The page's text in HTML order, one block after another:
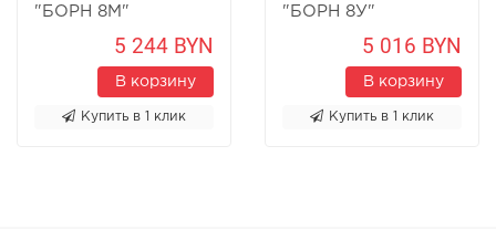
"БОРН 8М"
5 244 BYN
В корзину
Купить в 1 клик
"БОРН 8У"
5 016 BYN
В корзину
Купить в 1 клик